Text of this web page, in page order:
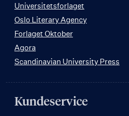
Universitetsforlaget
Oslo Literary Agency
Forlaget Oktober
Agora
Scandinavian University Press
Kundeservice